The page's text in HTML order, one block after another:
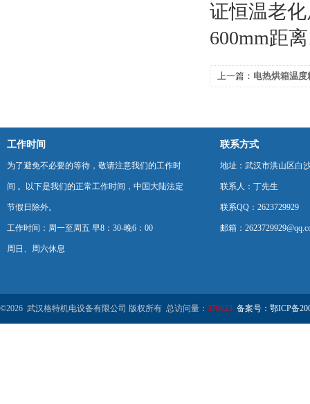
证恒温老
600mm距
上一篇： 电热烘箱温
工作时间
为了避免不必要的等待，敬请注意我们的工作时
间 。以下是我们的正常工作时间，中国大陆法定
节假日除外。
工作时间：周一至周五 早8：30-晚6：00
周日、周六休息
联系方式
地址：武汉市洪山区白
联系人：丁先生
联系QQ：2623729929
邮箱：
©2026 武汉格特机电设备有限公司 版权所有 总访问量： 378623 备案号：鄂ICP备